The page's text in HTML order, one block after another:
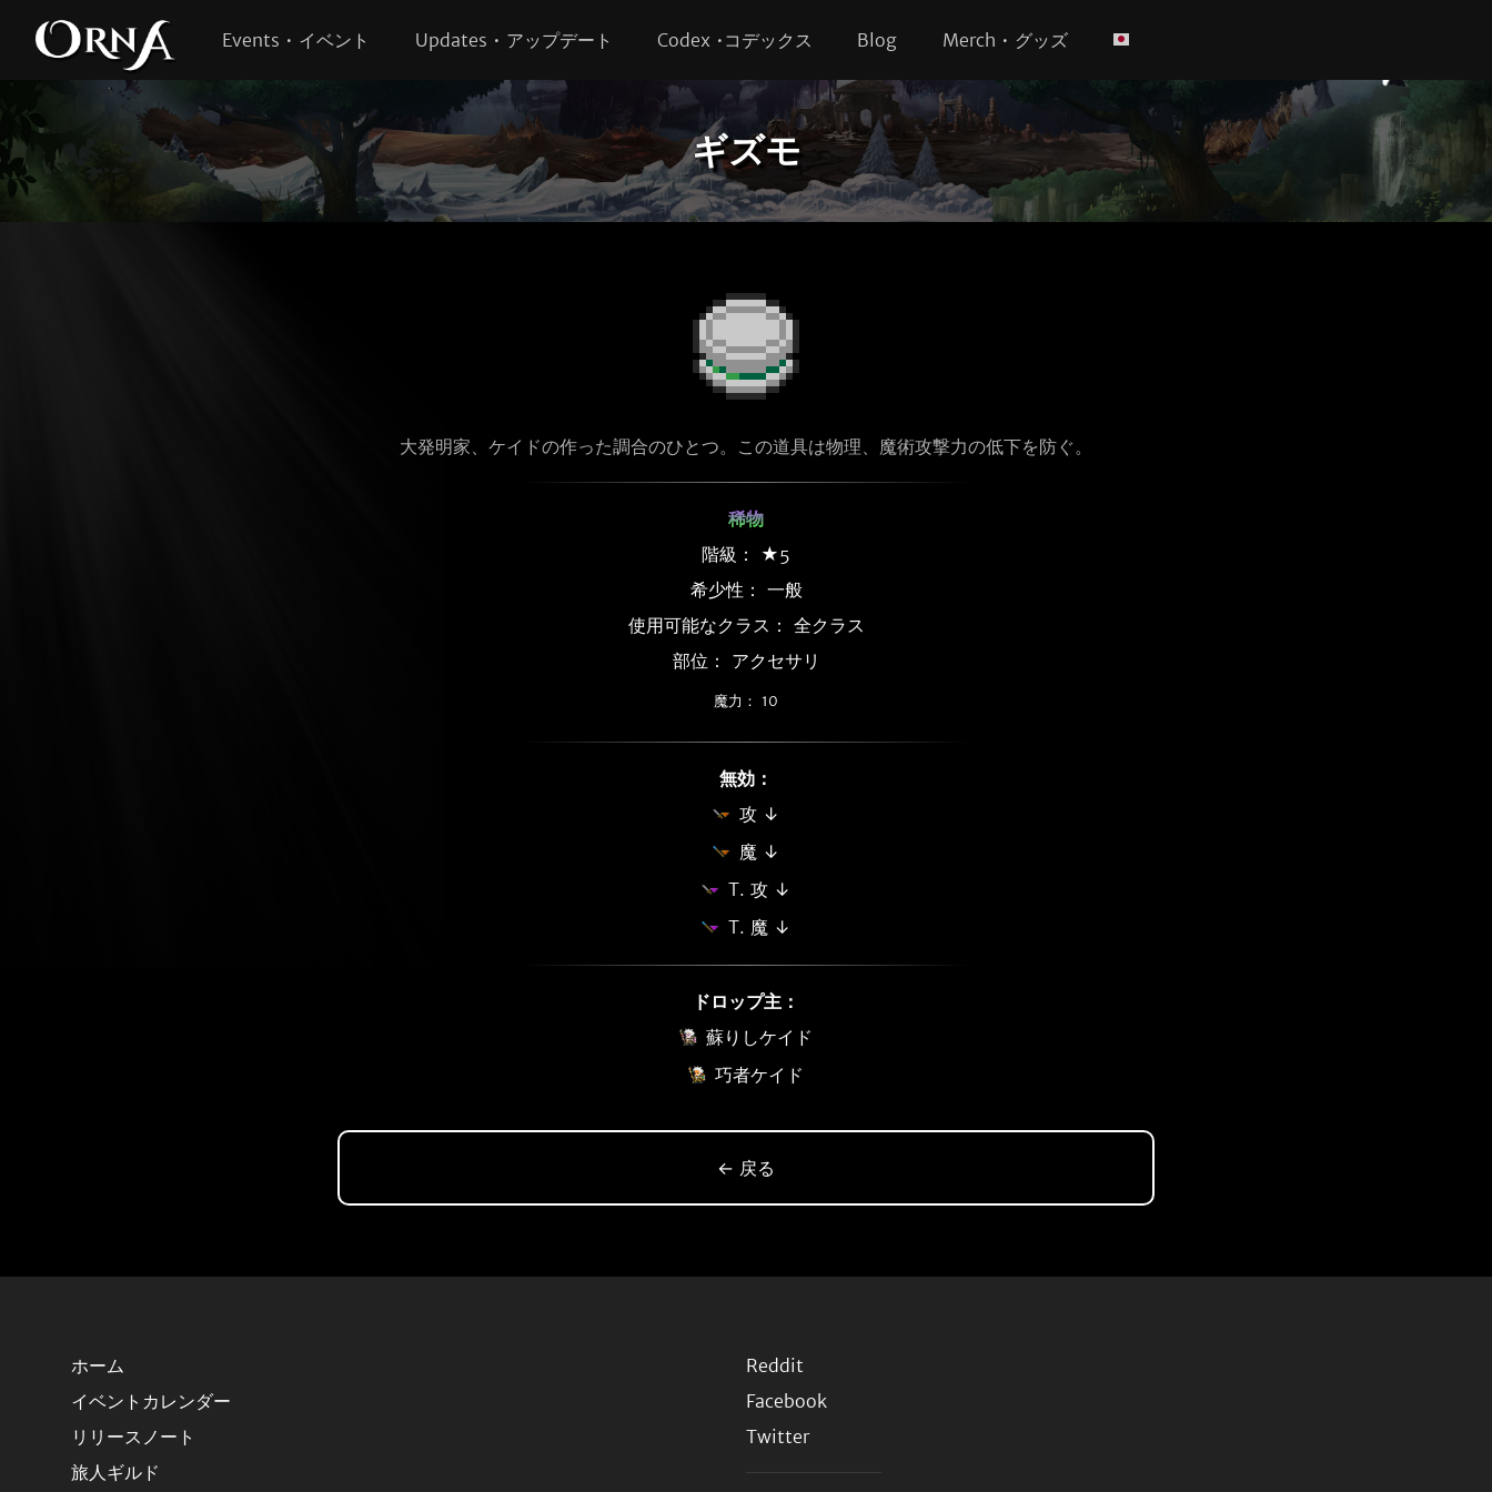
Events • イベント Updates • アップデート Codex •コデックス Blog Merch • グッズ
ギズモ
大発明家、ケイドの作った調合のひとつ。この道具は物理、魔術攻撃力の低下を防ぐ。
稀物
階級： ★5
希少性： 一般
使用可能なクラス： 全クラス
部位： アクセサリ
魔力： 10
無効：
攻 ↓
魔 ↓
T. 攻 ↓
T. 魔 ↓
ドロップ主：
蘇りしケイド
巧者ケイド
← 戻る
ホーム
イベントカレンダー
リリースノート
旅人ギルド
Reddit
Facebook
Twitter